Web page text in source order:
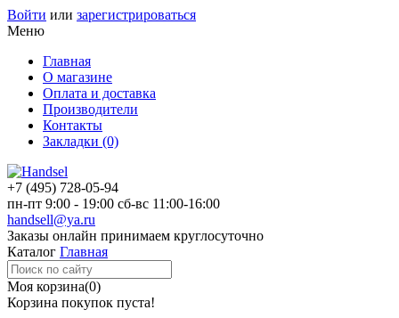
Войти или зарегистрироваться
Меню
Главная
О магазине
Оплата и доставка
Производители
Контакты
Закладки (0)
+7 (495) 728-05-94
пн-пт 9:00 - 19:00 сб-вс 11:00-16:00
handsell@ya.ru
Заказы онлайн принимаем круглосуточно
Каталог Главная
Моя корзина(0)
Корзина покупок пуста!